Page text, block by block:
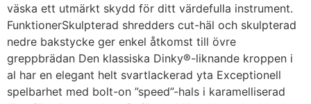
väska ett utmärkt skydd för ditt värdefulla instrument.
FunktionerSkulpterad shredders cut-häl och skulpterad
nedre bakstycke ger enkel åtkomst till övre
greppbrädan Den klassiska Dinky®-liknande kroppen i
al har en elegant helt svartlackerad yta Exceptionell
spelbarhet med bolt-on ”speed”-hals i karamelliserad